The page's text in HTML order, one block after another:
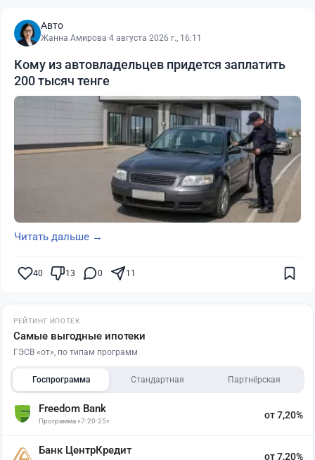
Авто
Жанна Амирова·4 августа 2026 г., 16:11
Кому из автовладельцев придется заплатить
200 тысяч тенге
Читать дальше →
40 13 0 11
РЕЙТИНГ ИПОТЕК
Самые выгодные ипотеки
ГЭСВ «от», по типам программ
Госпрограмма Стандартная Партнёрская
Freedom Bank
Программа «7-20-25»
от 7,20%
Банк ЦентрКредит от 7,20%